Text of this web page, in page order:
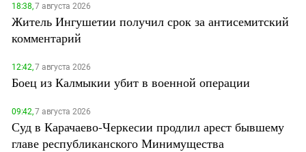
18:38,7 августа 2026
Житель Ингушетии получил срок за антисемитский
комментарий
12:42,7 августа 2026
Боец из Калмыкии убит в военной операции
09:42,7 августа 2026
Суд в Карачаево-Черкесии продлил арест бывшему
главе республиканского Минимущества